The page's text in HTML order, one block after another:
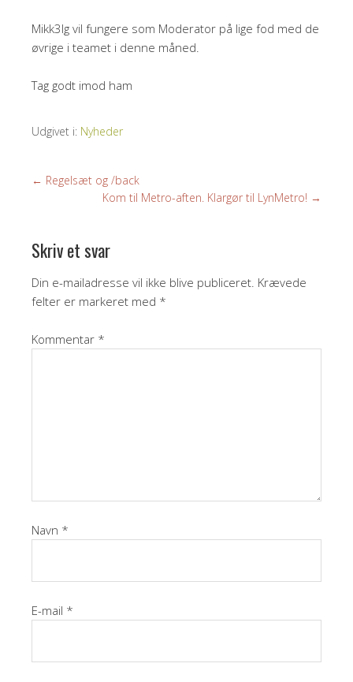
Mikk3lg vil fungere som Moderator på lige fod med de
øvrige i teamet i denne måned.
Tag godt imod ham
Udgivet i: Nyheder
← Regelsæt og /back
Kom til Metro-aften. Klargør til LynMetro! →
Skriv et svar
Din e-mailadresse vil ikke blive publiceret. Krævede
felter er markeret med *
Kommentar *
Navn *
E-mail *